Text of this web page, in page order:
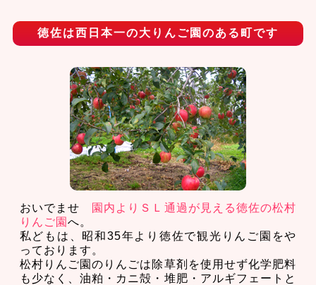
徳佐は西日本一の大りんご園のある町です
おいでませ
園内よりＳＬ通過が見える徳佐の松村
りんご園 へ。
私どもは、昭和35年より徳佐で観光りんご園をや
っております。
松村りんご園のりんごは除草剤を使用せず化学肥料
も少なく、油粕・カニ殻・堆肥・アルギフェートと